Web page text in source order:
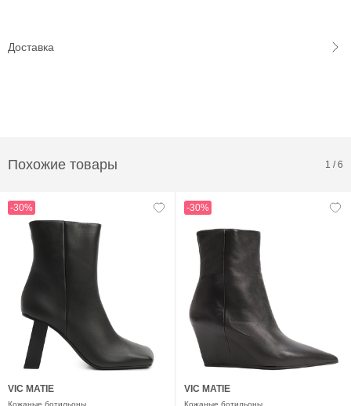
Доставка
Похожие товары 1 /6
-30%
VIC MATIE
Кожаные ботильоны
-30%
VIC MATIE
Кожаные ботильоны